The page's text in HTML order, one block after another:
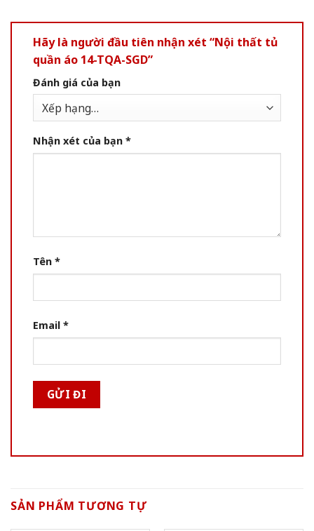
Hãy là người đầu tiên nhận xét “Nội thất tủ
quần áo 14-TQA-SGD”
Đánh giá của bạn
Nhận xét của bạn *
Tên *
Email *
SẢN PHẨM TƯƠNG TỰ